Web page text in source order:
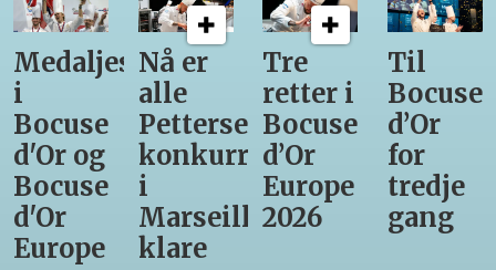
Medaljestatistikk
i
Bocuse
d'Or og
Bocuse
d'Or
Europe
Nå er
alle
Pettersens
konkurrenter
i
Marseille
klare
Tre
retter i
Bocuse
d’Or
Europe
2026
Til
Bocuse
d’Or
for
tredje
gang